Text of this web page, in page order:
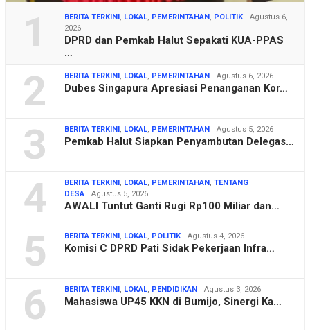
1 BERITA TERKINI LOKAL PEMERINTAHAN POLITIK
Agustus 6,
2026
DPRD dan Pemkab Halut Sepakati KUA-PPAS
…
2 BERITA TERKINI LOKAL PEMERINTAHAN Agustus 6, 2026
Dubes Singapura Apresiasi Penanganan Kor…
3 BERITA TERKINI LOKAL PEMERINTAHAN Agustus 5, 2026
Pemkab Halut Siapkan Penyambutan Delegas…
4 BERITA TERKINI LOKAL PEMERINTAHAN TENTANG
DESA
Agustus 5, 2026
AWALI Tuntut Ganti Rugi Rp100 Miliar dan…
5 BERITA TERKINI LOKAL POLITIK Agustus 4, 2026
Komisi C DPRD Pati Sidak Pekerjaan Infra…
6 BERITA TERKINI LOKAL PENDIDIKAN Agustus 3, 2026
Mahasiswa UP45 KKN di Bumijo, Sinergi Ka…